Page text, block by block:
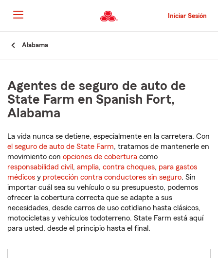
al
contenido
principal
Iniciar Sesión
Alabama
Agentes de seguro de auto de
State Farm en Spanish Fort,
Alabama
La vida nunca se detiene, especialmente en la carretera. Con
el seguro de auto de State Farm, tratamos de mantenerle en
movimiento con opciones de cobertura como
responsabilidad civil , amplia, contra choques, para gastos
médicos y protección contra conductores sin seguro. Sin
importar cuál sea su vehículo o su presupuesto, podemos
ofrecer la cobertura correcta que se adapte a sus
necesidades, desde carros de uso cotidiano hasta clásicos,
motocicletas y vehículos todoterreno. State Farm está aquí
para usted, desde el principio hasta el final.